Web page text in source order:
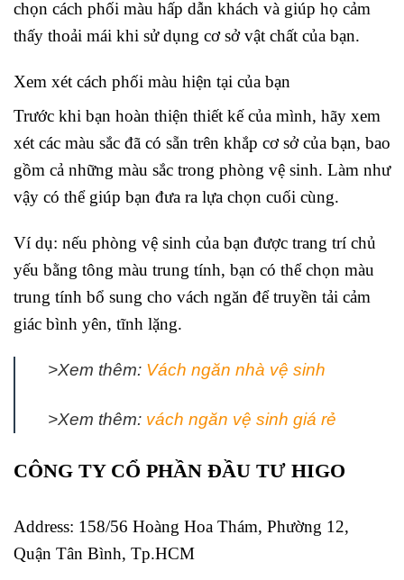
chọn cách phối màu hấp dẫn khách và giúp họ cảm
thấy thoải mái khi sử dụng cơ sở vật chất của bạn.
Xem xét cách phối màu hiện tại của bạn
Trước khi bạn hoàn thiện thiết kế của mình, hãy xem
xét các màu sắc đã có sẵn trên khắp cơ sở của bạn, bao
gồm cả những màu sắc trong phòng vệ sinh. Làm như
vậy có thể giúp bạn đưa ra lựa chọn cuối cùng.
Ví dụ: nếu phòng vệ sinh của bạn được trang trí chủ
yếu bằng tông màu trung tính, bạn có thể chọn màu
trung tính bổ sung cho vách ngăn để truyền tải cảm
giác bình yên, tĩnh lặng.
>Xem thêm: Vách ngăn nhà vệ sinh
>Xem thêm: vách ngăn vệ sinh giá rẻ
CÔNG TY CỔ PHẦN ĐẦU TƯ HIGO
Address: 158/56 Hoàng Hoa Thám, Phường 12,
Quận Tân Bình, Tp.HCM